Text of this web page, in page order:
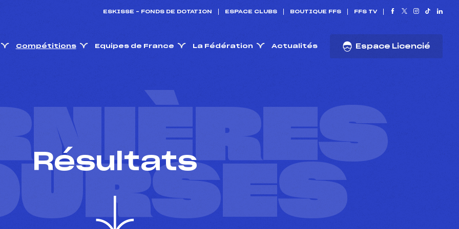
ESKISSE – FONDS DE DOTATION ESPACE CLUBS BOUTIQUE FFS FFS TV
Compétitions Equipes de France La Fédération Actualités Espace Licencié
Résultats